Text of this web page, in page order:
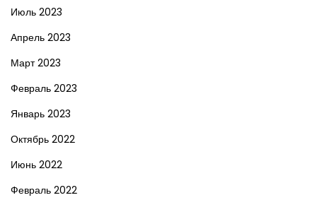
Июль 2023
Апрель 2023
Март 2023
Февраль 2023
Январь 2023
Октябрь 2022
Июнь 2022
Февраль 2022